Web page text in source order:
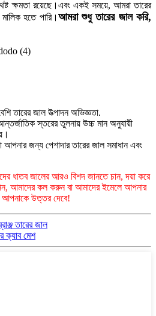
ক্ষমতা রয়েছে।এবং একই সময়ে, আমরা তারের
হতে পারি। আমরা শুধু তারের জাল করি,
তারের জাল উত্পাদন অভিজ্ঞতা.
স্তরের তুলনায় উচ্চ মান অনুযায়ী
আপনার জন্য পেশাদার তারের জাল সমাধান এবং
ধাতব জালের আরও বিশদ জানতে চান, দয়া করে
আমাদের কল করুন বা আমাদের ইমেলে আপনার
আপনাকে উত্তর দেবে!
তারের জাল
ক্যাব মেশ